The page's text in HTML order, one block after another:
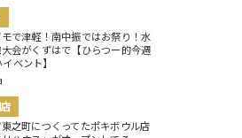
モで津軽！南中振ではお祭り！水
会がくずはで【ひらつー的今週
ベント】
之町につくってたポキボウル店